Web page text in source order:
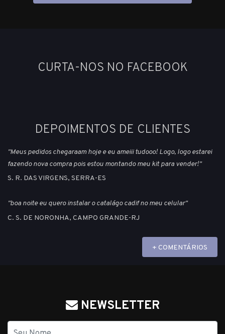
CURTA-NOS NO FACEBOOK
DEPOIMENTOS DE CLIENTES
"Meus pedidos chegaraam hoje e eu ameiii tudooo! Logo, logo estarei
fazendo nova compra pois estou montando meu kit para vender!"
S. R. DAS VIRGENS, SERRA-ES
"boa noite eu quero instalar o catalágo cadif no meu celular"
C. S. DE NORONHA, CAMPO GRANDE-RJ
+ COMENTÁRIOS
NEWSLETTER